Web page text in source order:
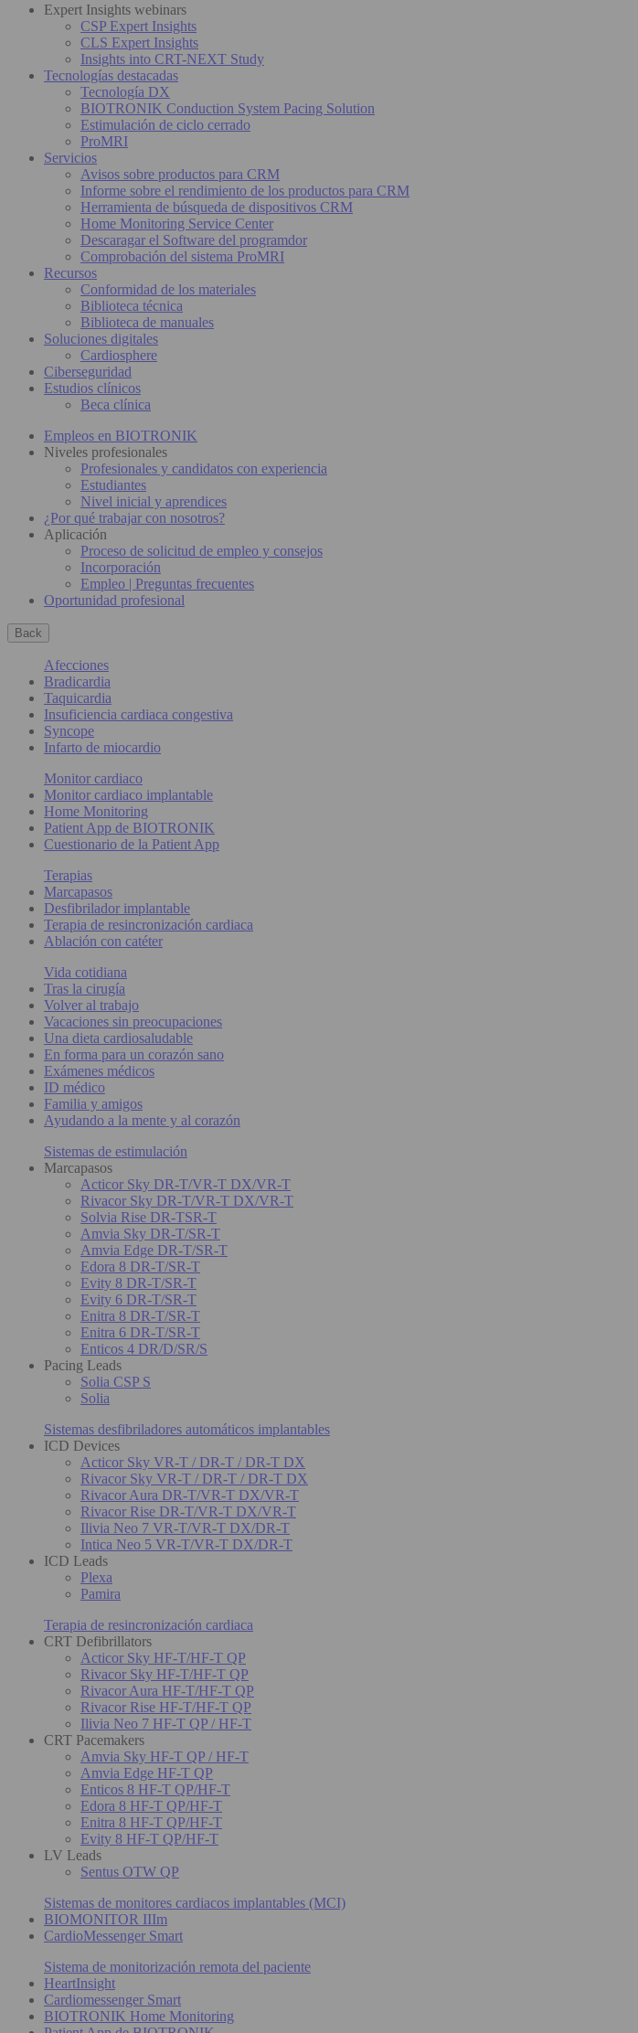
Expert Insights webinars
CSP Expert Insights
CLS Expert Insights
Insights into CRT-NEXT Study
Tecnologías destacadas
Tecnología DX
BIOTRONIK Conduction System Pacing Solution
Estimulación de ciclo cerrado
ProMRI
Servicios
Avisos sobre productos para CRM
Informe sobre el rendimiento de los productos para CRM
Herramienta de búsqueda de dispositivos CRM
Home Monitoring Service Center
Descaragar el Software del programdor
Comprobación del sistema ProMRI
Recursos
Conformidad de los materiales
Biblioteca técnica
Biblioteca de manuales
Soluciones digitales
Cardiosphere
Ciberseguridad
Estudios clínicos
Beca clínica
Empleos en BIOTRONIK
Niveles profesionales
Profesionales y candidatos con experiencia
Estudiantes
Nivel inicial y aprendices
¿Por qué trabajar con nosotros?
Aplicación
Proceso de solicitud de empleo y consejos
Incorporación
Empleo | Preguntas frecuentes
Oportunidad profesional
Back
Afecciones
Bradicardia
Taquicardia
Insuficiencia cardiaca congestiva
Syncope
Infarto de miocardio
Monitor cardiaco
Monitor cardiaco implantable
Home Monitoring
Patient App de BIOTRONIK
Cuestionario de la Patient App
Terapias
Marcapasos
Desfibrilador implantable
Terapia de resincronización cardiaca
Ablación con catéter
Vida cotidiana
Tras la cirugía
Volver al trabajo
Vacaciones sin preocupaciones
Una dieta cardiosaludable
En forma para un corazón sano
Exámenes médicos
ID médico
Familia y amigos
Ayudando a la mente y al corazón
Sistemas de estimulación
Marcapasos
Acticor Sky DR-T/VR-T DX/VR-T
Rivacor Sky DR-T/VR-T DX/VR-T
Solvia Rise DR-TSR-T
Amvia Sky DR-T/SR-T
Amvia Edge DR-T/SR-T
Edora 8 DR-T/SR-T
Evity 8 DR-T/SR-T
Evity 6 DR-T/SR-T
Enitra 8 DR-T/SR-T
Enitra 6 DR-T/SR-T
Enticos 4 DR/D/SR/S
Pacing Leads
Solia CSP S
Solia
Sistemas desfibriladores automáticos implantables
ICD Devices
Acticor Sky VR-T / DR-T / DR-T DX
Rivacor Sky VR-T / DR-T / DR-T DX
Rivacor Aura DR-T/VR-T DX/VR-T
Rivacor Rise DR-T/VR-T DX/VR-T
Ilivia Neo 7 VR-T/VR-T DX/DR-T
Intica Neo 5 VR-T/VR-T DX/DR-T
ICD Leads
Plexa
Pamira
Terapia de resincronización cardiaca
CRT Defibrillators
Acticor Sky HF-T/HF-T QP
Rivacor Sky HF-T/HF-T QP
Rivacor Aura HF-T/HF-T QP
Rivacor Rise HF-T/HF-T QP
Ilivia Neo 7 HF-T QP / HF-T
CRT Pacemakers
Amvia Sky HF-T QP / HF-T
Amvia Edge HF-T QP
Enticos 8 HF-T QP/HF-T
Edora 8 HF-T QP/HF-T
Enitra 8 HF-T QP/HF-T
Evity 8 HF-T QP/HF-T
LV Leads
Sentus OTW QP
Sistemas de monitores cardiacos implantables (MCI)
BIOMONITOR IIIm
CardioMessenger Smart
Sistema de monitorización remota del paciente
HeartInsight
Cardiomessenger Smart
BIOTRONIK Home Monitoring